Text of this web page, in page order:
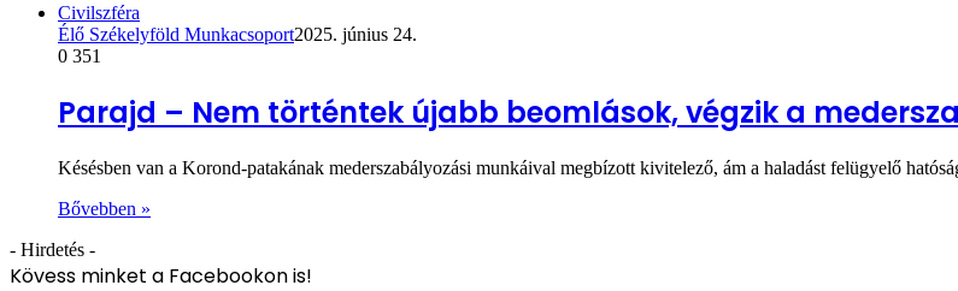
Civilszféra
Élő Székelyföld Munkacsoport2025. június 24.
0 351
Parajd – Nem történtek újabb beomlások, végzik a
Késésben van a Korond-patakának mederszabályozási munkáival megbízott kivitelező, ám a haladást felügyelő
Bővebben »
- Hirdetés -
Kövess minket a Facebookon is!